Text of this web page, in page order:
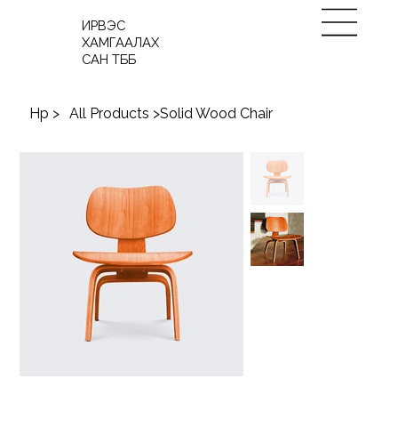
ИРВЭС
ХАМГААЛАХ
САН ТББ
Нүүр > All Products >Solid Wood Chair